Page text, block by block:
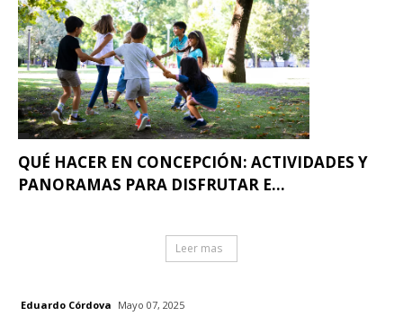
QUÉ HACER EN CONCEPCIÓN: ACTIVIDADES Y
PANORAMAS PARA DISFRUTAR E...
Leer mas
Eduardo Córdova Mayo 07, 2025